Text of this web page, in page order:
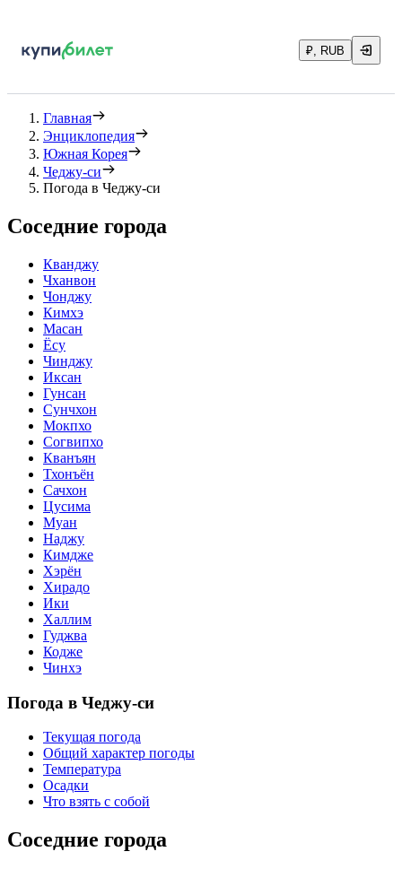
₽, RUB
Главная
Энциклопедия
Южная Корея
Чеджу-си
Погода в Чеджу-си
Соседние города
Кванджу
Чханвон
Чонджу
Кимхэ
Масан
Ёсу
Чинджу
Иксан
Гунсан
Сунчхон
Мокпхо
Согвипхо
Кванъян
Тхонъён
Сачхон
Цусима
Муан
Наджу
Кимдже
Хэрён
Хирадо
Ики
Халлим
Гуджва
Кодже
Чинхэ
Погода в Чеджу-си
Текущая погода
Общий характер погоды
Температура
Осадки
Что взять с собой
Соседние города